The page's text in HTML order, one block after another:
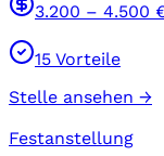
3.200 – 4.500
15 Vorteile
Stelle ansehen →
Festanstellung